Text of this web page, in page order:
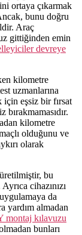
ortaya çıkarmak
bunu doğru
Araç
gittiğinden emin
devreye
kilometre
uzmanlarına
için eşsiz bir fırsat
kilometre
olduğunu ve
olarak
bu
cihazınızı
da
yardım almadan
montaj kılavuzu
bunları